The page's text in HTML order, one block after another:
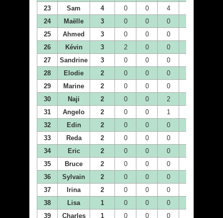
23
Sam 4 0 0 4
24
Maëlle 3 0 0 0
25
Ahmed 3 0 0 0
26
Kévin 3 2 0 0
27
Sandrine 3 0 0 0
28
Elodie 2 0 0 0
29
Marine 2 0 0 0
30
Naji 2 0 0 2
31
Angelo 2 0 0 1
32
Edin 2 0 0 0
33
Reda 2 0 0 0
34
Eric 2 0 0 0
35
Bruce 2 0 0 0
36
Sylvain 2 0 0 0
37
Irina 2 0 0 0
38
Lisa 1 0 0 0
39
Charles 1 0 0 0